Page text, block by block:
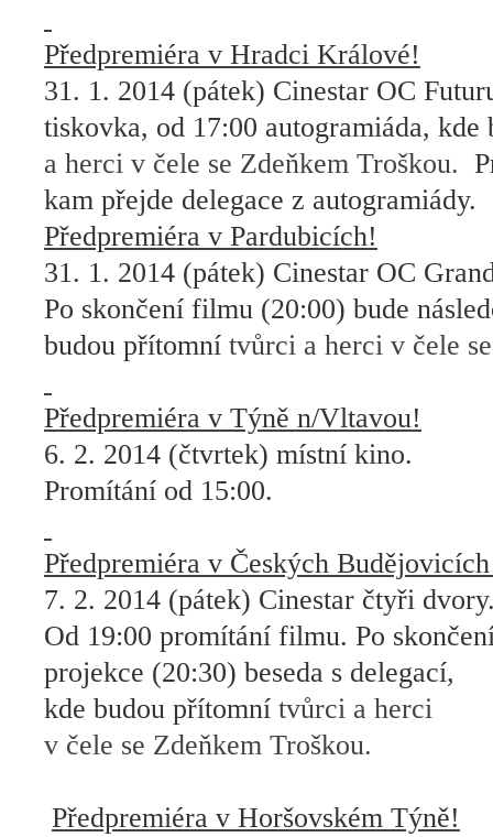
Předpremiéra v Hradci Králové!
31. 1. 2014 (pátek) Cinestar OC
tiskovka, od 17:00 autogramiáda,
a herci v čele se Zdeňkem Troškou.
kam přejde delegace z autogramiády.
Předpremiéra v Pardubicích!
31. 1. 2014 (pátek) Cinestar OC
Po skončení filmu (20:00) bude
budou přítomní tvůrci a herci v čele
Předpremiéra v Týně n/Vltavou!
6. 2. 2014 (čtvrtek) místní kino.
Promítání od 15:00.
Předpremiéra v Českých
7. 2. 2014 (pátek) Cinestar čtyři
Od 19:00 promítání filmu. Po
projekce (20:30) beseda s delegací,
kde budou přítomní tvůrci a herci
v čele se Zdeňkem Troškou.
Předpremiéra v Horšovském Týně!